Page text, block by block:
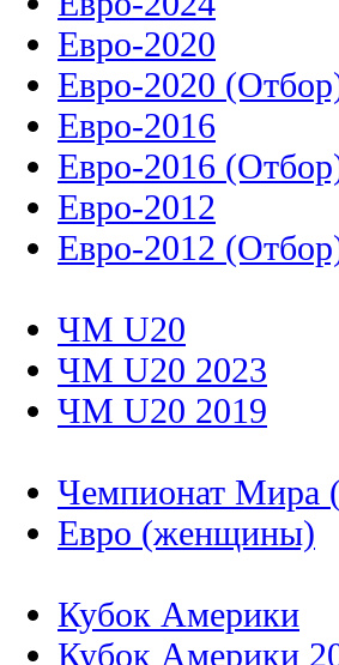
Евро-2020
Евро-2020
Евро-2016
Евро-2016
Евро-2012
Евро-2012
ЧМ U20
ЧМ U20 2023
ЧМ U20 2019
Чемпионат Мира
Евро (женщины)
Кубок Америки
Кубок Америки